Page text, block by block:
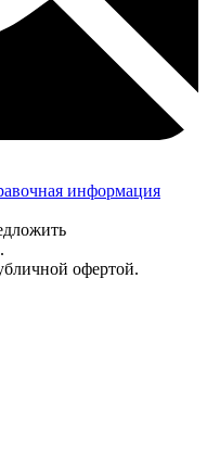
информация
офертой.